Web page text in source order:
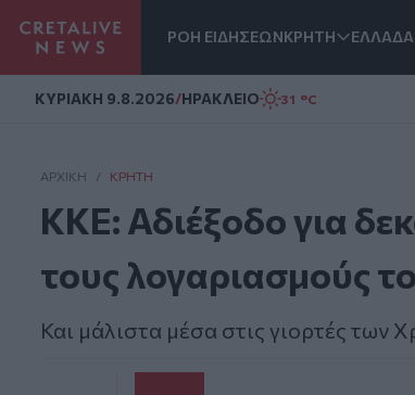
ΡΟΗ ΕΙΔΗΣΕΩΝΚΡΗΤΗ ΕΛΛΑΔΑ
ΚΥΡΙΑΚΗ 9.8.2026/ΗΡΑΚΛΕΙΟ 31 °C
ΑΡΧΙΚΗ / ΚΡΉΤΗ
ΚΚΕ: Αδιέξοδο για
τους λογαριασμούς
Και μάλιστα μέσα στις γιορτές των